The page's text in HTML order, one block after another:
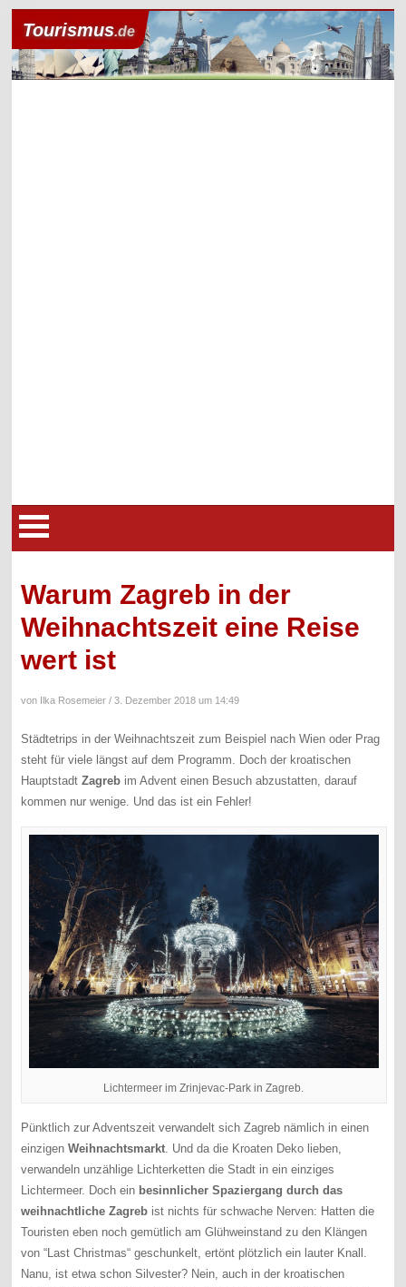
Tourismus.de
Warum Zagreb in der
Weihnachtszeit eine Reise
wert ist
von Ilka Rosemeier /3. Dezember 2018 um 14:49
Städtetrips in der Weihnachtszeit zum Beispiel nach Wien oder Prag
steht für viele längst auf dem Programm. Doch der kroatischen
HauptstadtZagreb im Advent einen Besuch abzustatten, darauf
kommen nur wenige. Und das ist ein Fehler!
Lichtermeer im Zrinjevac-Park in Zagreb.
Pünktlich zur Adventszeit verwandelt sich Zagreb nämlich in einen
einzigenWeihnachtsmarkt. Und da die Kroaten Deko lieben,
verwandeln unzählige Lichterketten die Stadt in ein einziges
Lichtermeer. Doch ein besinnlicher Spaziergang durch das
weihnachtliche Zagreb ist nichts für schwache Nerven: Hatten die
Touristen eben noch gemütlich am Glühweinstand zu den Klängen
von “Last Christmas“ geschunkelt, ertönt plötzlich ein lauter Knall.
Nanu, ist etwa schon Silvester? Nein, auch in der kroatischen